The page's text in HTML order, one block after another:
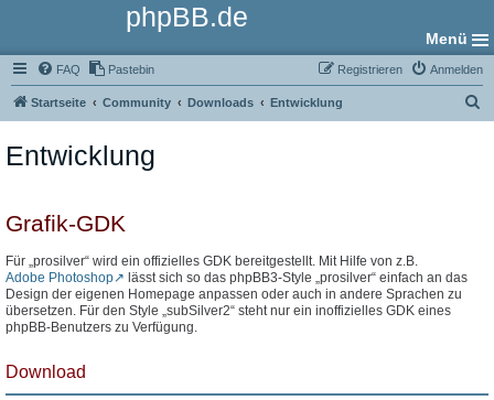
phpBB.de
Menü
FAQ Pastebin Anmelden
Registrieren
Startseite Community Downloads Entwicklung
Entwicklung
Grafik-GDK
Für „prosilver“ wird ein offizielles GDK bereitgestellt. Mit Hilfe von z.B.
Adobe Photoshop
lässt sich so das phpBB3-Style „prosilver“ einfach an das
Design der eigenen Homepage anpassen oder auch in andere Sprachen zu
übersetzen. Für den Style „subSilver2“ steht nur ein inoffizielles GDK eines
phpBB-Benutzers zu Verfügung.
Download